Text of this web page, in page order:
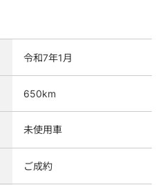
令和7年1月
650km
未使用車
ご成約